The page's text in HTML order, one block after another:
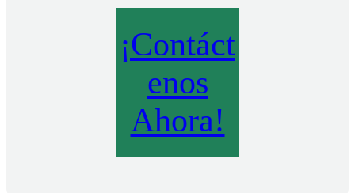
¡Contáct
enos
Ahora!